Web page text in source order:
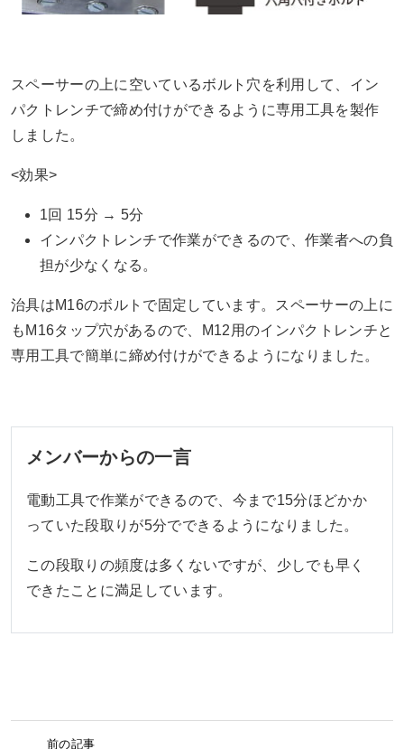
スペーサーの上に空いているボルト穴を利用して、イン
パクトレンチで締め付けができるように専用工具を製作
しました。
<効果>
1回 15分 → 5分
インパクトレンチで作業ができるので、作業者への負
担が少なくなる。
治具はM16のボルトで固定しています。スペーサーの上に
もM16タップ穴があるので、M12用のインパクトレンチと
専用工具で簡単に締め付けができるようになりました。
メンバーからの一言
電動工具で作業ができるので、今まで15分ほどかか
っていた段取りが5分でできるようになりました。
この段取りの頻度は多くないですが、少しでも早く
できたことに満足しています。
前の記事